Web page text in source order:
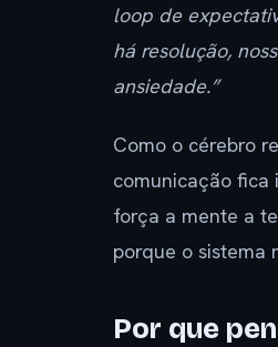
loop de
há resolução,
ansiedade.”
Como o cérebro
comunicação fica
força a mente a
porque o sistema
Por que